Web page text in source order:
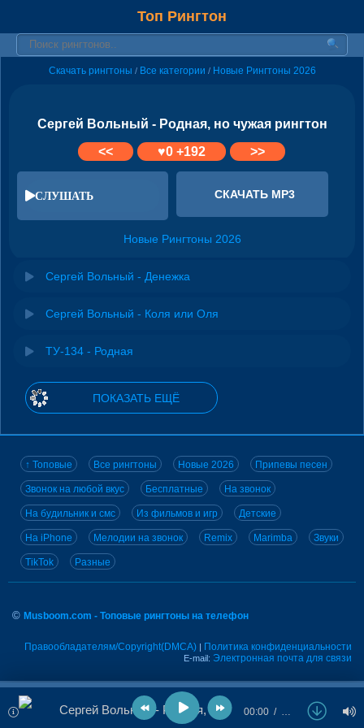
Топ Рингтон
Скачать рингтоны / Все категории / Новые Рингтоны 2026
Сергей Вольный - Родная, но чужая рингтон
<<
♥0+192 >>
СЛУШАТЬ СКАЧАТЬ MP3
Новые Рингтоны 2026
Сергей Вольный - Денежка
Сергей Вольный - Коля или Оля
ТУ-134 - Родная
ПОКАЗАТЬ ЕЩЁ
↑ Топовые Все рингтоны Новые 2026 Припевы песен
Звонок на любой вкус Бесплатные На звонок
На будильник и смс Из фильмов и игр Детские
На iPhone Мелодии на звонок Remix Marimba Звуки
TikTok Разные
© Musboom.com - Топовые рингтоны на телефон
Правообладателям/Copyright(DMCA) | Политика конфиденциальности
E-mail: Электронная почта для связи
Сергей Вольный - Родная, но чужая 00:00 …